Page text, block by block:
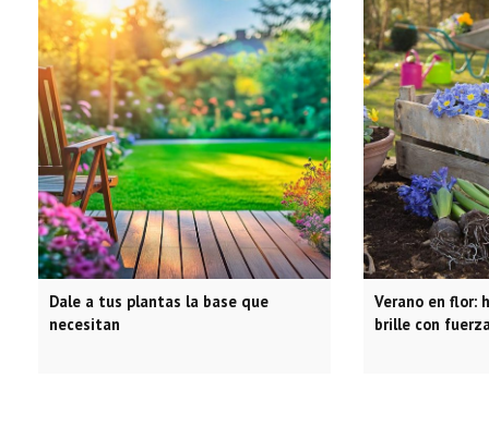
Dale a tus plantas la base que
necesitan
Verano en flor:
brille con